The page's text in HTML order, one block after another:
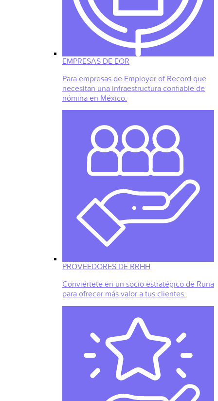
EMPRESAS DE EOR
Para empresas de Employer of Record que
necesitan una infraestructura confiable de
nómina en México.
PROVEEDORES DE RRHH
Conviértete en un socio estratégico de Runa
para ofrecer más valor a tus clientes.